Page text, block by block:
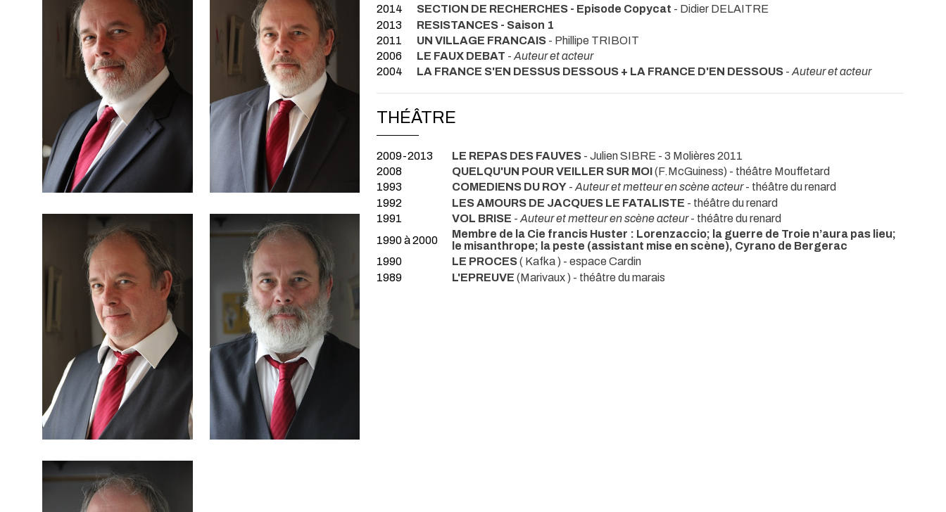
2014
SECTION DE RECHERCHES - Episode Copycat - Didier DELAITRE
2013
RESISTANCES - Saison 1
2011
UN VILLAGE FRANCAIS - Phillipe TRIBOIT
2006
LE FAUX DEBAT - Auteur et acteur
2004
LA FRANCE S'EN DESSUS DESSOUS + LA FRANCE D'EN DESSOUS -Auteur et acteur
THÉÂTRE
2009-2013 LE REPAS DES FAUVES - Julien SIBRE - 3 Molières 2011
2008
QUELQU'UN POUR VEILLER SUR MOI(F.McGuiness) - théâtre Mouffetard
1993
COMEDIENS DU ROY - Auteur et metteur en scène acteur- théâtre du renard
1992
LES AMOURS DE JACQUES LE FATALISTE - théâtre du renard
1991
VOL BRISE - Auteur et metteur en scène acteur- théâtre du renard
1990 à 2000
Membre de la Cie francis Huster : Lorenzaccio; la guerre de Troie n’aura pas lieu;
le misanthrope; la peste (assistant mise en scène), Cyrano de Bergerac
1990
LE PROCES( Kafka ) - espace Cardin
1989
L'EPREUVE (Marivaux ) - théâtre du marais